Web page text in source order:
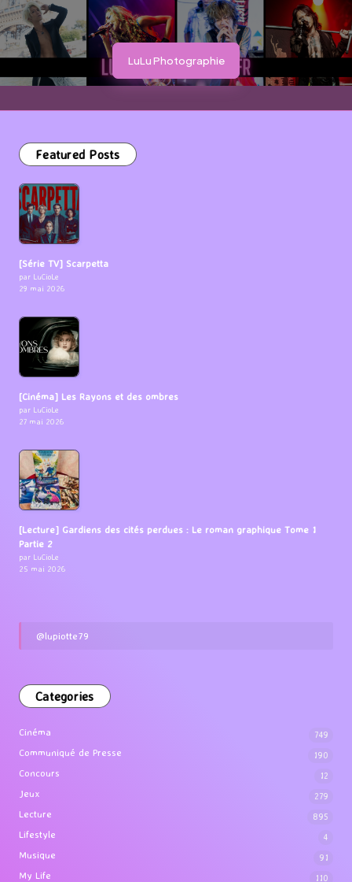
LuLu Photographie
Featured Posts
[Série TV] Scarpetta
par LuCioLe
29 mai 2026
[Cinéma] Les Rayons et des ombres
par LuCioLe
27 mai 2026
[Lecture] Gardiens des cités perdues : Le roman graphique Tome 1
Partie 2
par LuCioLe
25 mai 2026
@lupiotte79
Categories
Cinéma 749
Communiqué de Presse 190
Concours 12
Jeux 279
Lecture 895
Lifestyle 4
Musique 91
My Life 110